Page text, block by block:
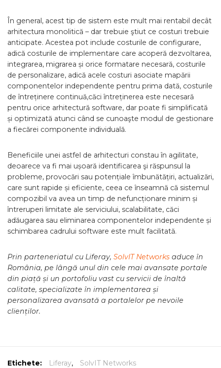
În general, acest tip de sistem este mult mai rentabil decât
arhitectura monolitică – dar trebuie ştiut ce costuri trebuie
anticipate. Acestea pot include costurile de configurare,
adică costurile de implementare care acoperă dezvoltarea,
integrarea, migrarea și orice formatare necesară, costurile
de personalizare, adică acele costuri asociate mapării
componentelor independente pentru prima dată, costurile
de întreținere continuă,căci întreținerea este necesară
pentru orice arhitectură software, dar poate fi simplificată
și optimizată atunci când se cunoaşte modul de gestionare
a fiecărei componente individuală.
Beneficiile unei astfel de arhitecturi constau în agilitate,
deoarece va fi mai ușoară identificarea şi răspunsul la
probleme, provocări sau potențiale îmbunătățiri, actualizări,
care sunt rapide și eficiente, ceea ce înseamnă că sistemul
compozibil va avea un timp de nefuncționare minim și
întreruperi limitate ale serviciului, scalabilitate, căci
adăugarea sau eliminarea componentelor independente și
schimbarea cadrului software este mult facilitată.
Prin parteneriatul cu Liferay, SolvIT Networks aduce în
România, pe lângă unul din cele mai avansate portale
din piață și un portofoliu vast cu servicii de înaltă
calitate, specializate în implementarea și
personalizarea avansată a portalelor pe nevoile
clienților.
Etichete: Liferay, SolvIT Networks